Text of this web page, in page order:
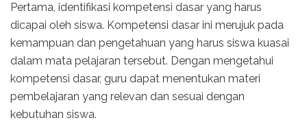
Pertama, identifikasi kompetensi dasar yang harus
dicapai oleh siswa. Kompetensi dasar ini merujuk pada
kemampuan dan pengetahuan yang harus siswa kuasai
dalam mata pelajaran tersebut. Dengan mengetahui
kompetensi dasar, guru dapat menentukan materi
pembelajaran yang relevan dan sesuai dengan
kebutuhan siswa.